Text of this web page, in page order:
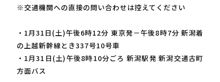
※交通機関への直接の問い合わせは控えてください
・1月31日(土)午後6時12分 東京発－午後8時7分 新潟着
の上越新幹線とき337号10号車
・1月31日(土)午後8時10分ごろ 新潟駅発 新潟交通古町
方面バス